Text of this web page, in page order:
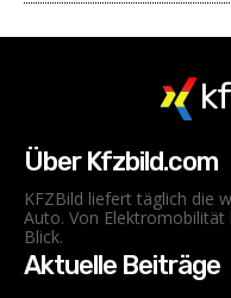
Über Kfzbild.com
KFZBild liefert täglich die
Auto. Von Elektromobilität
Blick.
Aktuelle Beiträge